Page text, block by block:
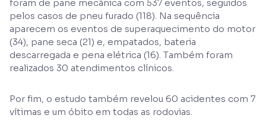
foram de pane mecânica com 537 eventos, seguidos
pelos casos de pneu furado (118). Na sequência
aparecem os eventos de superaquecimento do motor
(34), pane seca (21) e, empatados, bateria
descarregada e pena elétrica (16). Também foram
realizados 30 atendimentos clínicos.
Por fim, o estudo também revelou 60 acidentes com 7
vítimas e um óbito em todas as rodovias.